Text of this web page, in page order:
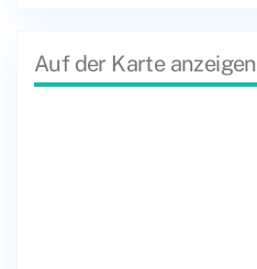
Auf der Karte anzeigen